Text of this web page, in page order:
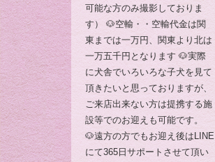
可能な方のみ撮影しておりま
す） 🐶空輸・・空輸代金は関
東までは一万円、関東より北は
一万五千円となります 🐶実際
に犬舎でいろいろな子犬を見て
頂きたいと思っておりますが、
ご来店出来ない方は提携する施
設等でのお迎えも可能です。
🐶遠方の方でもお迎え後はLINE
にて365日サポートさせて頂い